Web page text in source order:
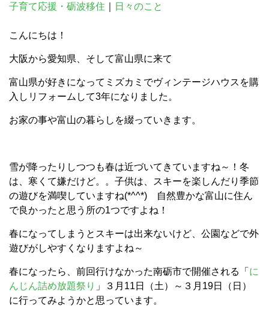
子育て応援・砺波移住
日々のこと
こんにちは！
大阪から愛知県、そして富山県に来て
富山県が好きになってミズカミでヴィンテージハウスを購
入しリフォームして3年になりました。
お家の事や富山の暮らしを綴っていきます。
雪が降ったりしつつも春は近づいてきていますね～！冬
は、寒くて嫌だけど。。子供は、スキーを楽しんだり季節
の遊びを満喫していますね(*^^*) 自然豊かな富山に住ん
で良かったと思う所の1つですよね！
春になってしまうとスキーは出来ないけど、公園などで外
遊びがしやすくなりますよね～
春になったら、前回行けなかった南砺市で開催される「 に
んじん詰め放題祭り 」３月11日（土）～３月19日（日）
に行ってみようかと思っています。